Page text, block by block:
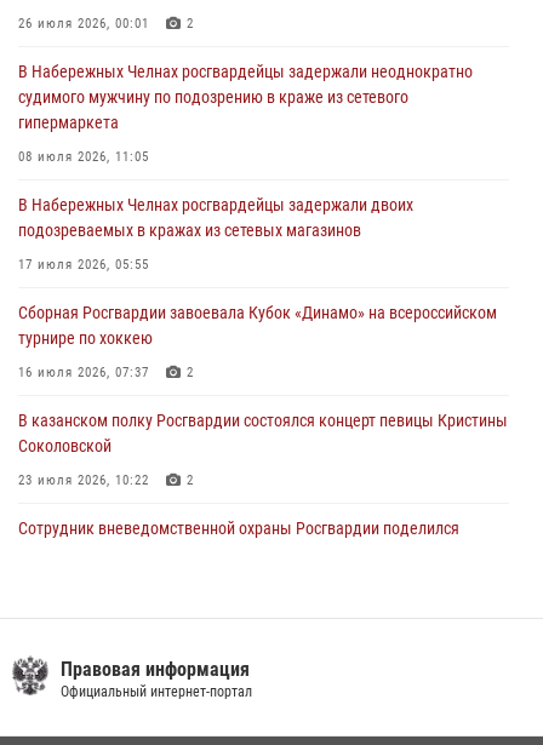
В казанском полку Росгвардии состоялся концерт певицы Кристины
23 июля 2026, 10:22 2
В Нижнекамске сотрудники Росгвардии задержали подозреваемого
в краже
В Казани Росгвардия приняла участие в обеспечении безопасности
крестного хода и освящения храма
26 июля 2026, 00:01 2
В Набережных Челнах росгвардейцы задержали неоднократно
судимого мужчину по подозрению в краже из сетевого
гипермаркета
08 июля 2026, 11:05
В Набережных Челнах росгвардейцы задержали двоих
подозреваемых в кражах из сетевых магазинов
17 июля 2026, 05:55
Сборная Росгвардии завоевала Кубок «Динамо» на всероссийском
турнире по хоккею
16 июля 2026, 07:37 2
В казанском полку Росгвардии состоялся концерт певицы Кристины
Соколовской
23 июля 2026, 10:22 2
Сотрудник вневедомственной охраны Росгвардии поделился
силовом ведомстве
14 июля 2026, 12:39 1
Правовая информация
Официальный интернет-портал